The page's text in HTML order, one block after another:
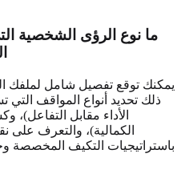
ما نوع الرؤى الشخصية
يمكنك توقع تفصيل شامل لملفك
ذلك تحديد أنواع المواقف
الأداء مقابل
الكمالية)، والتعرف على
باستراتيجيات التكيف المخصصة